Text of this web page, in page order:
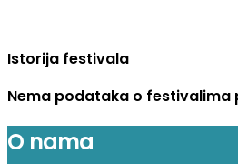
Istorija festivala
Nema podataka o festivalima
O nama